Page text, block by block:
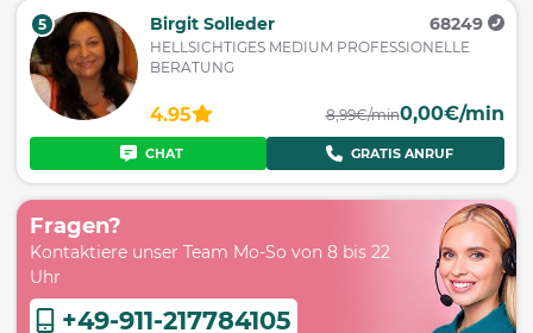
Fragen?
Kontaktiere unser Team Mo-So von 8 bis 22
Uhr
+49-911-217784105
5 Birgit Solleder 68249
HELLSICHTIGES MEDIUM PROFESSIONELLE
BERATUNG
4.95 8,99€/min0,00€/min
CHAT GRATIS ANRUF